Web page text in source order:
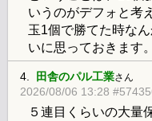
いうのがデフォと考
玉1個で勝てた時な
いに思っておきます。
4. 田舎のパル工業さん
2026/08/06 13:28
５連目くらいの大量